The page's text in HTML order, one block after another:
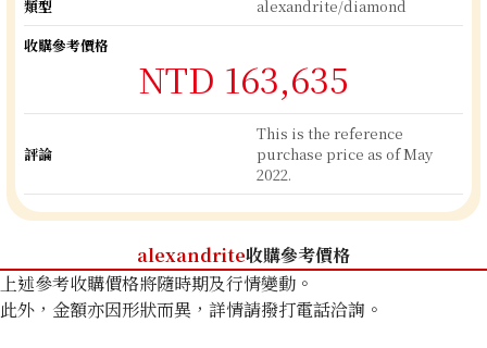
類型
alexandrite/diamond
收購參考價格
NTD 163,635
評論
This is the reference
purchase price as of May
2022.
alexandrite收購參考價格
上述參考收購價格將隨時期及行情變動。
此外，金額亦因形狀而異，詳情請撥打電話洽詢。